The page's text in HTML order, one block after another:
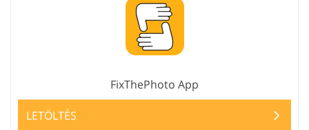
FixThePhoto App
LETÖLTÉS